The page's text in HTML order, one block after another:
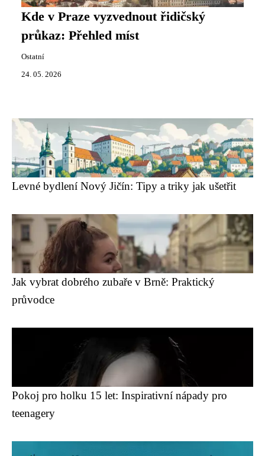
Kde v Praze vyzvednout řidičský
průkaz: Přehled míst
Ostatní
24. 05. 2026
Levné bydlení Nový Jičín: Tipy a triky jak ušetřit
Jak vybrat dobrého zubaře v Brně: Praktický
průvodce
Pokoj pro holku 15 let: Inspirativní nápady pro
teenagery